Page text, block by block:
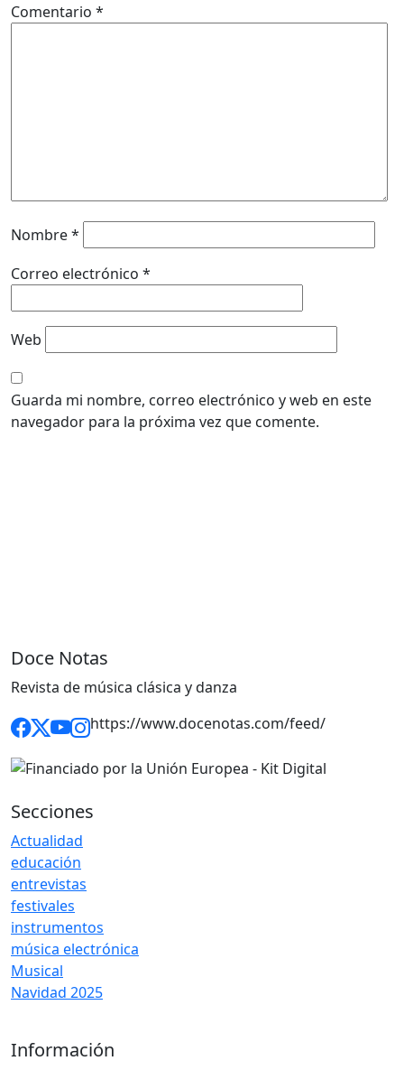
Comentario *
Nombre*
Correo electrónico *
Web
Guarda mi nombre, correo electrónico y web en este
navegador para la próxima vez que comente.
Doce Notas
Revista de música clásica y danza
https://www.docenotas.com/feed/
Secciones
Actualidad
educación
entrevistas
festivales
instrumentos
música electrónica
Musical
Navidad 2025
Información